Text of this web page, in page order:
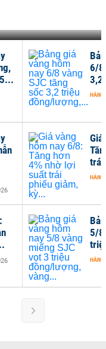
6/8
3,2
HÀNG
trái
HÀNG
5/8
HÀNG